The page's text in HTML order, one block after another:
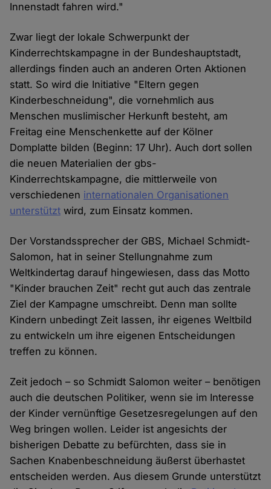
Innenstadt fahren wird."
Zwar liegt der lokale Schwerpunkt der
Kinderrechtskampagne in der Bundeshauptstadt,
allerdings finden auch an anderen Orten Aktionen
statt. So wird die Initiative "Eltern gegen
Kinderbeschneidung", die vornehmlich aus
Menschen muslimischer Herkunft besteht, am
Freitag eine Menschenkette auf der Kölner
Domplatte bilden (Beginn: 17 Uhr). Auch dort sollen
die neuen Materialien der gbs-
Kinderrechtskampagne, die mittlerweile von
verschiedenen internationalen Organisationen
unterstützt wird, zum Einsatz kommen.
Der Vorstandssprecher der GBS, Michael Schmidt-
Salomon, hat in seiner Stellungnahme zum
Weltkindertag darauf hingewiesen, dass das Motto
"Kinder brauchen Zeit" recht gut auch das zentrale
Ziel der Kampagne umschreibt. Denn man sollte
Kindern unbedingt Zeit lassen, ihr eigenes Weltbild
zu entwickeln um ihre eigenen Entscheidungen
treffen zu können.
Zeit jedoch – so Schmidt Salomon weiter – benötigen
auch die deutschen Politiker, wenn sie im Interesse
der Kinder vernünftige Gesetzesregelungen auf den
Weg bringen wollen. Leider ist angesichts der
bisherigen Debatte zu befürchten, dass sie in
Sachen Knabenbeschneidung äußerst überhastet
entscheiden werden. Aus diesem Grunde unterstützt